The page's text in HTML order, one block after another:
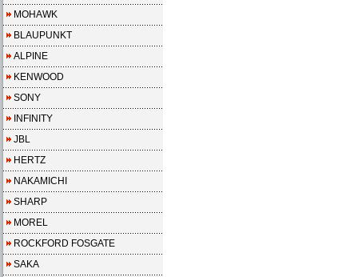
MOHAWK
BLAUPUNKT
ALPINE
KENWOOD
SONY
INFINITY
JBL
HERTZ
NAKAMICHI
SHARP
MOREL
ROCKFORD FOSGATE
SAKA